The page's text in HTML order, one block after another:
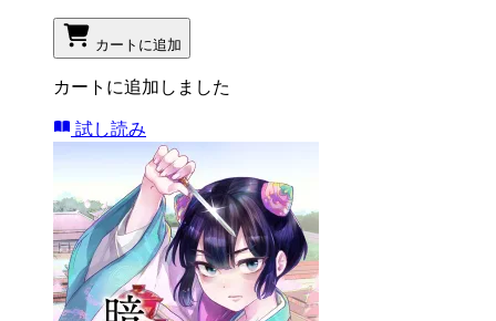
カートに追加
カートに追加しました
試し読み